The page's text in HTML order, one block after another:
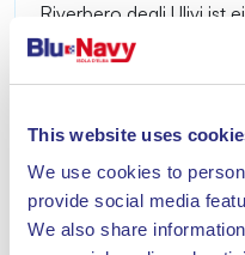
This website uses
We use cookies to
provide social media
We also share
Riverbero degli Ulivi ist
ruhiger Ort – ideal für
Aufenthalt nur wenige
Lacona entfernt